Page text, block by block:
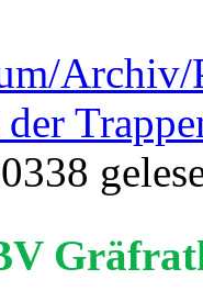
Archiv/